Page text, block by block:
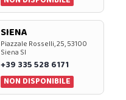
SIENA
Piazzale Rosselli, 25, 53100
Siena SI
+39 335 528 6171
NON DISPONIBILE